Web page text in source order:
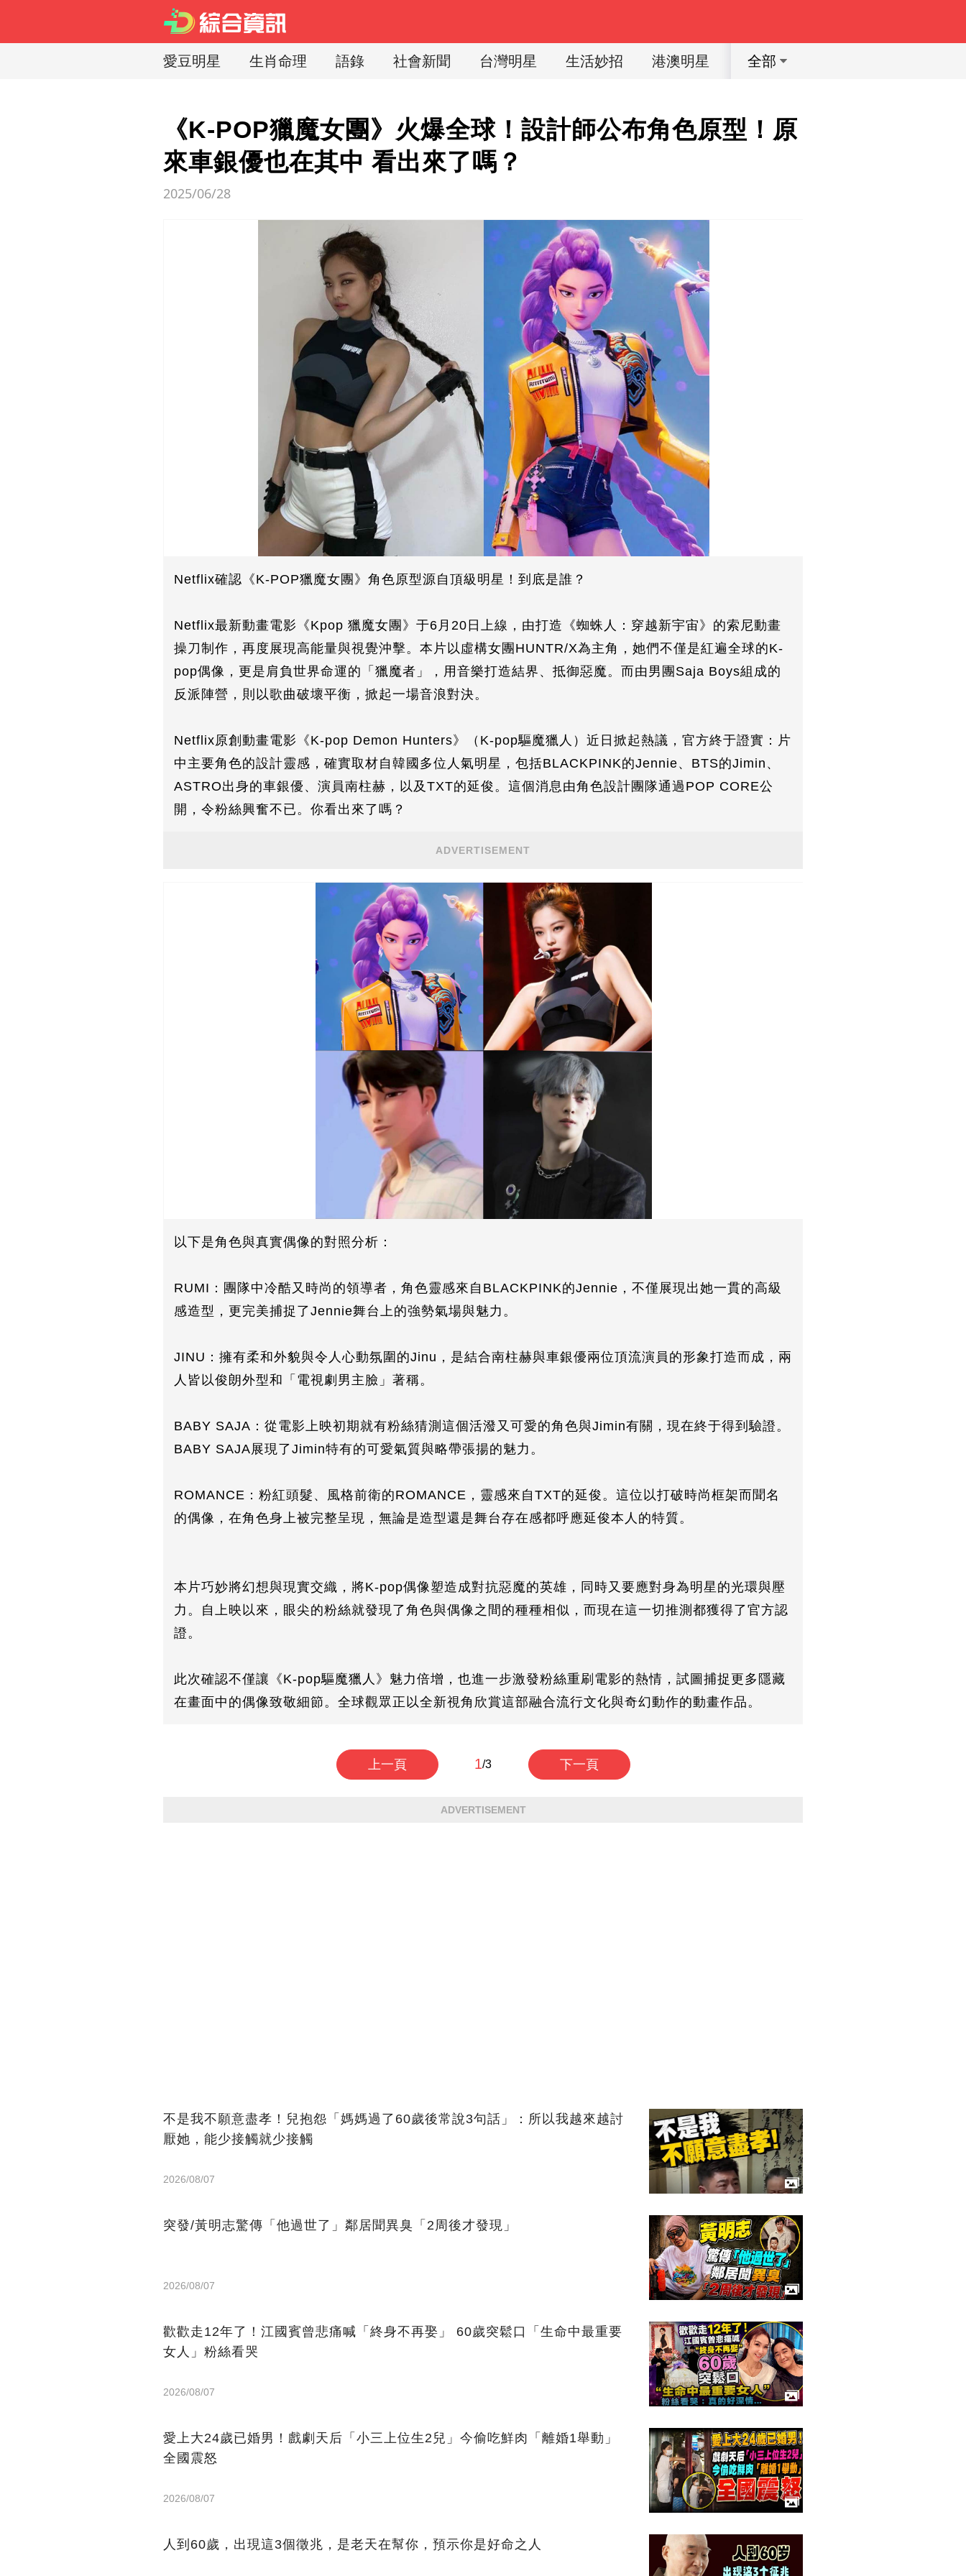
愛豆明星 生肖命理 語錄 社會新聞 台灣明星 生活妙招 港澳明星 體育明星
全部
《K-POP獵魔女團》火爆全球！設計師公布角色原型！原
來車銀優也在其中 看出來了嗎？
2025/06/28
Netflix確認《K-POP獵魔女團》角色原型源自頂級明星！到底是誰？
Netflix最新動畫電影《Kpop 獵魔女團》于6月20日上線，由打造《蜘蛛人：穿越新宇宙》的索尼動畫
操刀制作，再度展現高能量與視覺沖擊。本片以虛構女團HUNTR/X為主角，她們不僅是紅遍全球的K-
pop偶像，更是肩負世界命運的「獵魔者」，用音樂打造結界、抵御惡魔。而由男團Saja Boys組成的
反派陣營，則以歌曲破壞平衡，掀起一場音浪對決。
Netflix原創動畫電影《K-pop Demon Hunters》（K-pop驅魔獵人）近日掀起熱議，官方終于證實：片
中主要角色的設計靈感，確實取材自韓國多位人氣明星，包括BLACKPINK的Jennie、BTS的Jimin、
ASTRO出身的車銀優、演員南柱赫，以及TXT的延俊。這個消息由角色設計團隊通過POP CORE公
開，令粉絲興奮不已。你看出來了嗎？
ADVERTISEMENT
以下是角色與真實偶像的對照分析：
RUMI：團隊中冷酷又時尚的領導者，角色靈感來自BLACKPINK的Jennie，不僅展現出她一貫的高級
感造型，更完美捕捉了Jennie舞台上的強勢氣場與魅力。
JINU：擁有柔和外貌與令人心動氛圍的Jinu，是結合南柱赫與車銀優兩位頂流演員的形象打造而成，兩
人皆以俊朗外型和「電視劇男主臉」著稱。
BABY SAJA：從電影上映初期就有粉絲猜測這個活潑又可愛的角色與Jimin有關，現在終于得到驗證。
BABY SAJA展現了Jimin特有的可愛氣質與略帶張揚的魅力。
ROMANCE：粉紅頭髮、風格前衛的ROMANCE，靈感來自TXT的延俊。這位以打破時尚框架而聞名
的偶像，在角色身上被完整呈現，無論是造型還是舞台存在感都呼應延俊本人的特質。
本片巧妙將幻想與現實交織，將K-pop偶像塑造成對抗惡魔的英雄，同時又要應對身為明星的光環與壓
力。自上映以來，眼尖的粉絲就發現了角色與偶像之間的種種相似，而現在這一切推測都獲得了官方認
證。
此次確認不僅讓《K-pop驅魔獵人》魅力倍增，也進一步激發粉絲重刷電影的熱情，試圖捕捉更多隱藏
在畫面中的偶像致敬細節。全球觀眾正以全新視角欣賞這部融合流行文化與奇幻動作的動畫作品。
上一頁 1/3 下一頁
ADVERTISEMENT
不是我不願意盡孝！兒抱怨「媽媽過了60歲後常說3句話」：所以我越來越討
厭她，能少接觸就少接觸
2026/08/07
突發/黃明志驚傳「他過世了」鄰居聞異臭「2周後才發現」
2026/08/07
歡歡走12年了！江國賓曾悲痛喊「終身不再娶」 60歲突鬆口「生命中最重要
女人」粉絲看哭
2026/08/07
愛上大24歲已婚男！戲劇天后「小三上位生2兒」今偷吃鮮肉「離婚1舉動」
全國震怒
2026/08/07
人到60歲，出現這3個徵兆，是老天在幫你，預示你是好命之人